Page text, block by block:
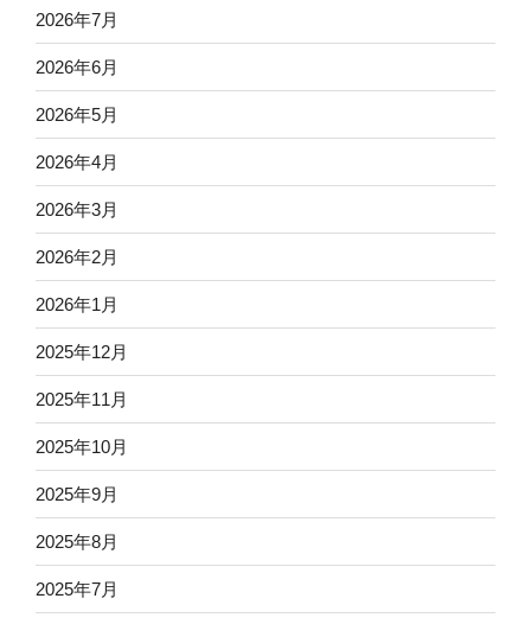
2026年7月
2026年6月
2026年5月
2026年4月
2026年3月
2026年2月
2026年1月
2025年12月
2025年11月
2025年10月
2025年9月
2025年8月
2025年7月